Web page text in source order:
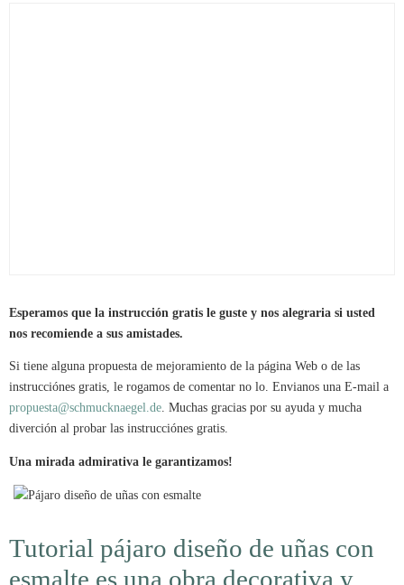
Esperamos que la instrucción gratis le guste y nos alegraria si usted
nos recomiende a sus amistades.
Si tiene alguna propuesta de mejoramiento de la página Web o de las
instrucciónes gratis, le rogamos de comentar no lo. Envianos una E-mail a
propuesta@schmucknaegel.de. Muchas gracias por su ayuda y mucha
diverción al probar las instrucciónes gratis.
Una mirada admirativa le garantizamos!
Tutorial pájaro diseño de uñas con
esmalte es una obra decorativa y